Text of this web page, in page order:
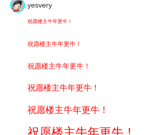
yesvery
祝愿楼主牛年更牛！
祝愿楼主牛年更牛！
祝愿楼主牛年更牛！
祝愿楼主牛年更牛！
祝愿楼主牛年更牛！